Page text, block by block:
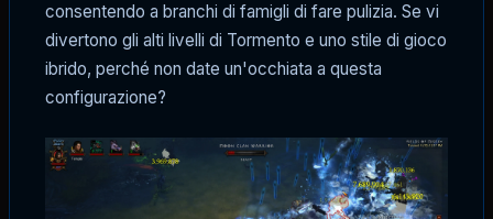
consentendo a branchi di famigli di fare pulizia. Se vi
divertono gli alti livelli di Tormento e uno stile di gioco
ibrido, perché non date un'occhiata a questa
configurazione?